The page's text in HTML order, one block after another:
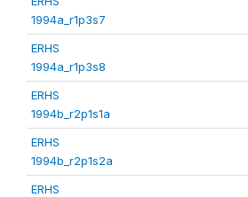
1994a_r1p3s7
ERHS
1994a_r1p3s8
ERHS
1994b_r2p1s1a
ERHS
1994b_r2p1s2a
ERHS